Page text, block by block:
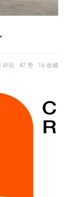
评论 47 赞 16 收藏